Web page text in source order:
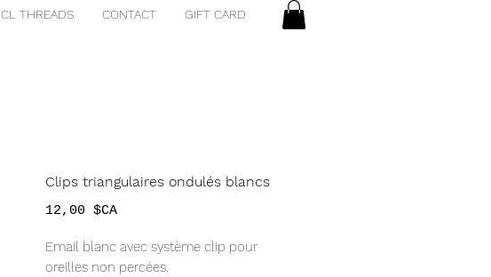
CL THREADS CONTACT GIFT CARD
Clips triangulaires ondulés blancs
12,00 $CAPrix
Email blanc avec système clip pour
oreilles non percées.